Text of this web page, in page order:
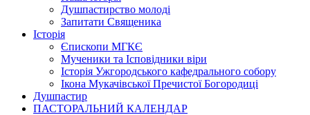
Душпастирство молоді
Запитати Священика
Історія
Єпископи МГКЄ
Мученики та Ісповідники віри
Історія Ужгородського кафедрального собору
Ікона Мукачівської Пречистої Богородиці
Душпастир
ПАСТОРАЛЬНИЙ КАЛЕНДАР